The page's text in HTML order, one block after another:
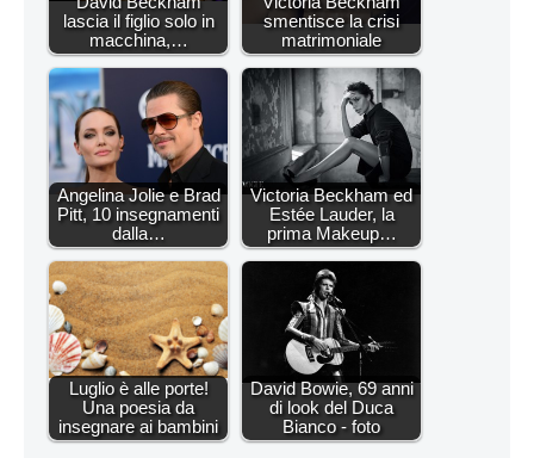
lascia il figlio solo in
macchina,…
smentisce la crisi
matrimoniale
Angelina Jolie e Brad
Pitt, 10 insegnamenti
dalla…
Victoria Beckham ed
Estée Lauder, la
prima Makeup…
Luglio è alle porte!
Una poesia da
insegnare ai bambini
David Bowie, 69 anni
di look del Duca
Bianco - foto